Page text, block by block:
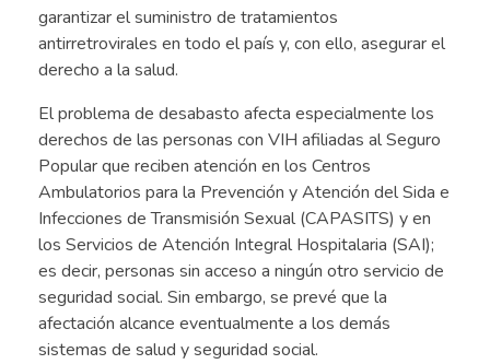
garantizar el suministro de tratamientos
antirretrovirales en todo el país y, con ello, asegurar el
derecho a la salud.
El problema de desabasto afecta especialmente los
derechos de las personas con VIH afiliadas al Seguro
Popular que reciben atención en los Centros
Ambulatorios para la Prevención y Atención del Sida e
Infecciones de Transmisión Sexual (CAPASITS) y en
los Servicios de Atención Integral Hospitalaria (SAI);
es decir, personas sin acceso a ningún otro servicio de
seguridad social. Sin embargo, se prevé que la
afectación alcance eventualmente a los demás
sistemas de salud y seguridad social.